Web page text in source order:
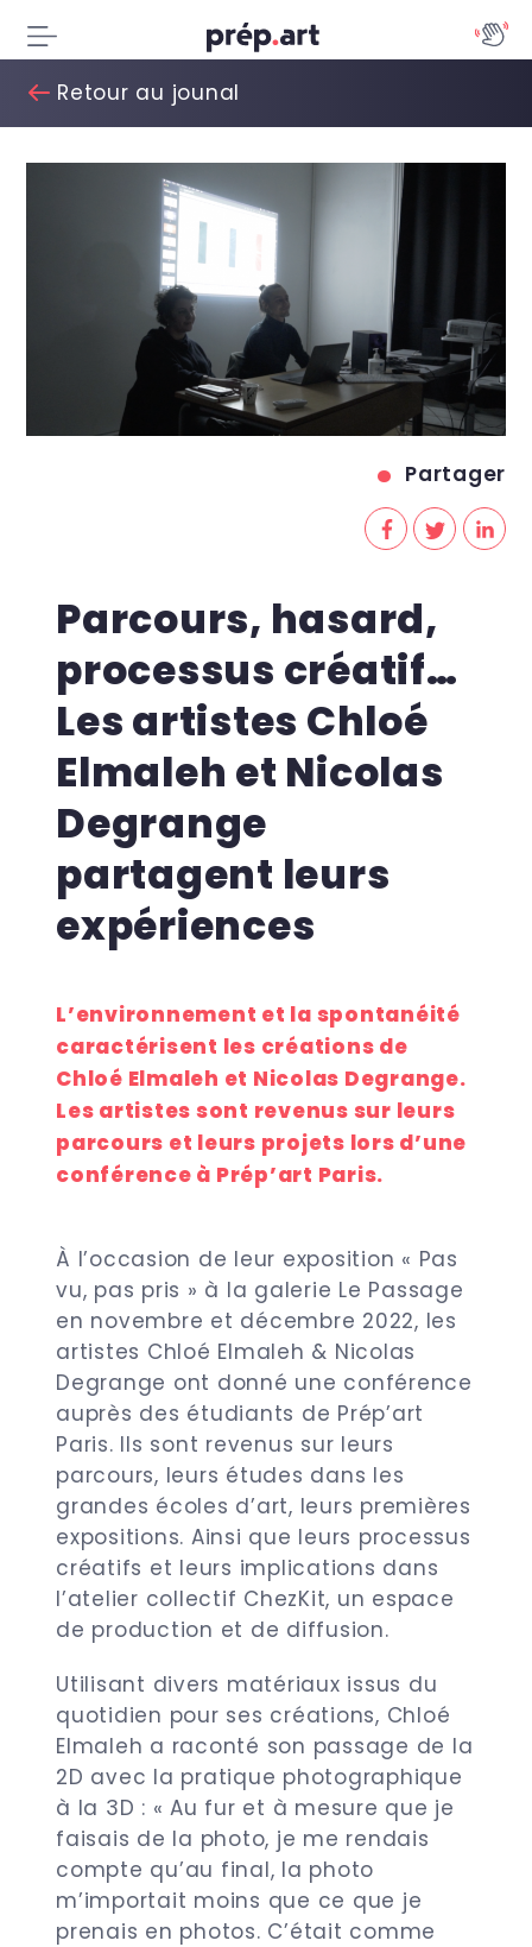
Retour au jounal
Partager
Parcours, hasard,
processus créatif…
Les artistes Chloé
Elmaleh et Nicolas
Degrange
partagent leurs
expériences
L’environnement et la spontanéité
caractérisent les créations de
Chloé Elmaleh et Nicolas Degrange.
Les artistes sont revenus sur leurs
parcours et leurs projets lors d’une
conférence à Prép’art Paris.
À l’occasion de leur exposition « Pas
vu, pas pris » à la galerie Le Passage
en novembre et décembre 2022, les
artistes Chloé Elmaleh & Nicolas
Degrange ont donné une conférence
auprès des étudiants de Prép’art
Paris. Ils sont revenus sur leurs
parcours, leurs études dans les
grandes écoles d’art, leurs premières
expositions. Ainsi que leurs processus
créatifs et leurs implications dans
l’atelier collectif ChezKit, un espace
de production et de diffusion.
Utilisant divers matériaux issus du
quotidien pour ses créations, Chloé
Elmaleh a raconté son passage de la
2D avec la pratique photographique
à la 3D : « Au fur et à mesure que je
faisais de la photo, je me rendais
compte qu’au final, la photo
m’importait moins que ce que je
prenais en photos. C’était comme